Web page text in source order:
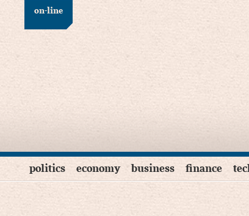
on-line
politics economy business finance